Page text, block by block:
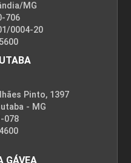
MG
706
0004-20
Pinto, 1397
- MG
078
GÁVEA